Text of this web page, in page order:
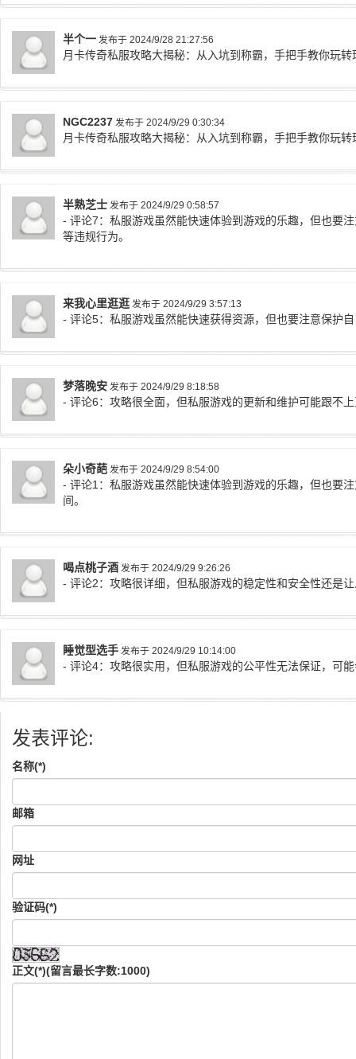
半个一 发布于 2024/9/28 21:27:56
月卡传奇私服攻略大揭秘：从入坑到称霸，手把手教你玩转
NGC2237 发布于 2024/9/29 0:30:34
月卡传奇私服攻略大揭秘：从入坑到称霸，手把手教你玩转
半熟芝士 发布于 2024/9/29 0:58:57
- 评论7：私服游戏虽然能快速体验到游戏的乐趣，但也要
等违规行为。
来我心里逛逛 发布于 2024/9/29 3:57:13
- 评论5：私服游戏虽然能快速获得资源，但也要注意保护
梦落晚安 发布于 2024/9/29 8:18:58
- 评论6：攻略很全面，但私服游戏的更新和维护可能跟不
朵小奇葩 发布于 2024/9/29 8:54:00
- 评论1：私服游戏虽然能快速体验到游戏的乐趣，但也要
间。
喝点桃子酒 发布于 2024/9/29 9:26:26
- 评论2：攻略很详细，但私服游戏的稳定性和安全性还是
睡觉型选手 发布于 2024/9/29 10:14:00
- 评论4：攻略很实用，但私服游戏的公平性无法保证，可
发表评论:
名称(*)
邮箱
网址
验证码(*)
正文(*)(留言最长字数:1000)